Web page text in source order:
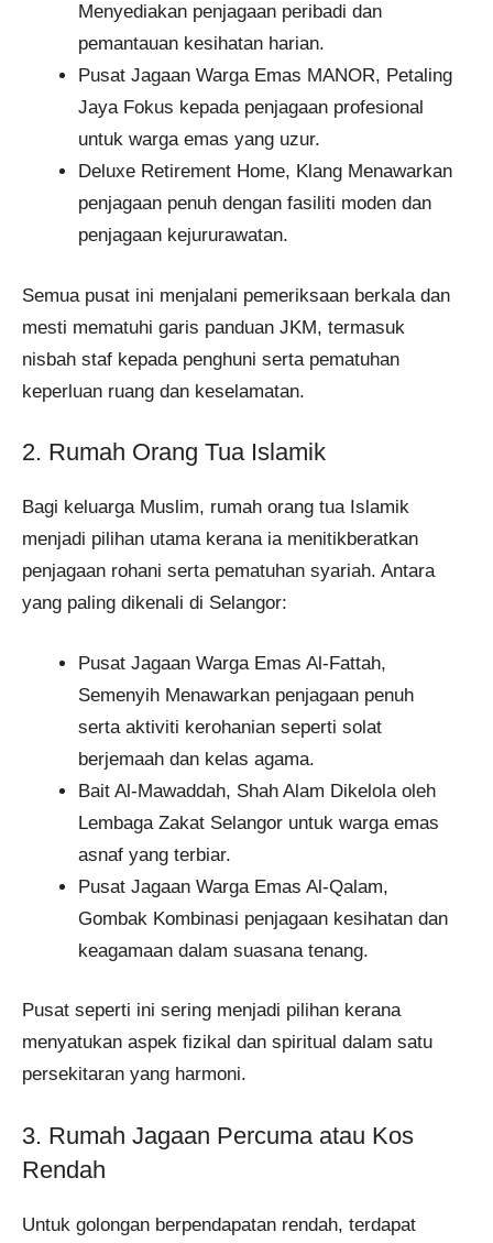
Menyediakan penjagaan peribadi dan
pemantauan kesihatan harian.
Pusat Jagaan Warga Emas MANOR, Petaling
Jaya Fokus kepada penjagaan profesional
untuk warga emas yang uzur.
Deluxe Retirement Home, Klang Menawarkan
penjagaan penuh dengan fasiliti moden dan
penjagaan kejururawatan.
Semua pusat ini menjalani pemeriksaan berkala dan
mesti mematuhi garis panduan JKM, termasuk
nisbah staf kepada penghuni serta pematuhan
keperluan ruang dan keselamatan.
2. Rumah Orang Tua Islamik
Bagi keluarga Muslim, rumah orang tua Islamik
menjadi pilihan utama kerana ia menitikberatkan
penjagaan rohani serta pematuhan syariah. Antara
yang paling dikenali di Selangor:
Pusat Jagaan Warga Emas Al-Fattah,
Semenyih Menawarkan penjagaan penuh
serta aktiviti kerohanian seperti solat
berjemaah dan kelas agama.
Bait Al-Mawaddah, Shah Alam Dikelola oleh
Lembaga Zakat Selangor untuk warga emas
asnaf yang terbiar.
Pusat Jagaan Warga Emas Al-Qalam,
Gombak Kombinasi penjagaan kesihatan dan
keagamaan dalam suasana tenang.
Pusat seperti ini sering menjadi pilihan kerana
menyatukan aspek fizikal dan spiritual dalam satu
persekitaran yang harmoni.
3. Rumah Jagaan Percuma atau Kos
Rendah
Untuk golongan berpendapatan rendah, terdapat